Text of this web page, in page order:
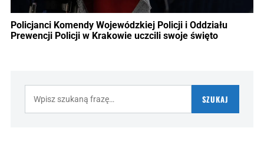
Policjanci Komendy Wojewódzkiej Policji i Oddziału
Prewencji Policji w Krakowie uczcili swoje święto
SZUKAJ